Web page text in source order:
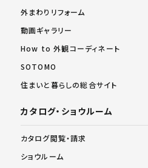
外まわりリフォーム
動画ギャラリー
How to 外観コーディネート
SOTOMO
住まいと暮らしの総合サイト
カタログ・ショウルーム
カタログ閲覧・請求
ショウルーム